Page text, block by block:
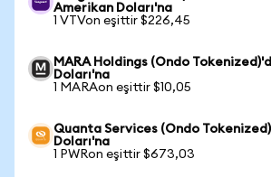
Amerikan Doları'na
1 VTVon eşittir $226,45
MARA Holdings (Ondo
Doları'na
1 MARAon eşittir $10,05
Quanta Services (Ondo
Doları'na
1 PWRon eşittir $673,03